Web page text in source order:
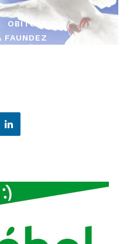
OBITUARIO
FAUNDEZ